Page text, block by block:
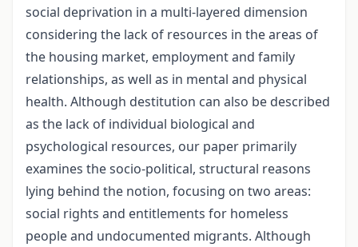
social deprivation in a multi-layered dimension
considering the lack of resources in the areas of
the housing market, employment and family
relationships, as well as in mental and physical
health. Although destitution can also be described
as the lack of individual biological and
psychological resources, our paper primarily
examines the socio-political, structural reasons
lying behind the notion, focusing on two areas:
social rights and entitlements for homeless
people and undocumented migrants. Although